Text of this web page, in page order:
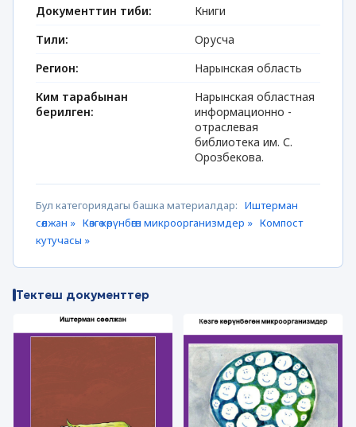
Документтин тиби:
Книги
Тили:
Орусча
Регион:
Нарынская область
Ким тарабынан
берилген:
Нарынская областная
информационно -
отраслевая
библиотека им. С.
Орозбекова.
Бул категориядагы башка материалдар: Иштерман
сөөлжан » Көзгө көрүнбөгөн микроорганизмдер » Компост
кутучасы »
Тектеш документтер